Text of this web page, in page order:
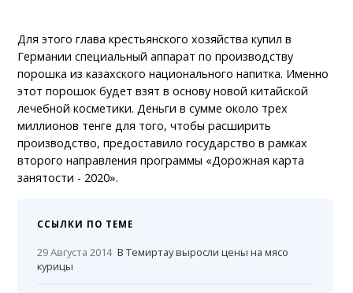
Для этого глава крестьянского хозяйства купил в
Германии специальный аппарат по производству
порошка из казахского национального напитка. Именно
этот порошок будет взят в основу новой китайской
лечебной косметики. Деньги в сумме около трех
миллионов тенге для того, чтобы расширить
производство, предоставило государство в рамках
второго направления программы «Дорожная карта
занятости - 2020».
ССЫЛКИ ПО ТЕМЕ
29 Августа 2014 В Темиртау выросли цены на мясо
курицы